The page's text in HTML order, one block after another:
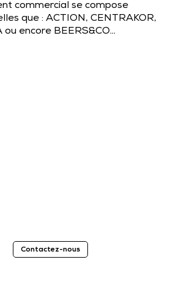
commercial se compose
que : ACTION, CENTRAKOR,
ou encore BEERS&CO…
Contactez-nous